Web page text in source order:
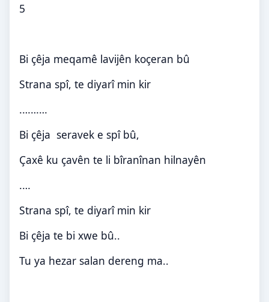
5
Bi çêja meqamê lavijên koçeran bû
Strana spî, te diyarî min kir
……….
Bi çêja seravek e spî bû,
Çaxê ku çavên te li bîranînan hilnayên
….
Strana spî, te diyarî min kir
Bi çêja te bi xwe bû..
Tu ya hezar salan dereng ma..